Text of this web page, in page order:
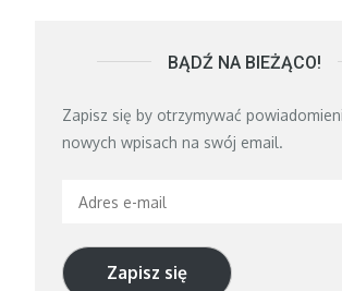
BĄDŹ NA BIEŻĄCO!
Zapisz się by otrzymywać
nowych wpisach na swój email.
Adres
mail
Zapisz się